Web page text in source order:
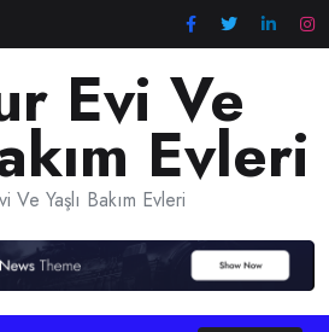
Evi Ve
Evleri
Ve Yaşlı Bakım Evleri